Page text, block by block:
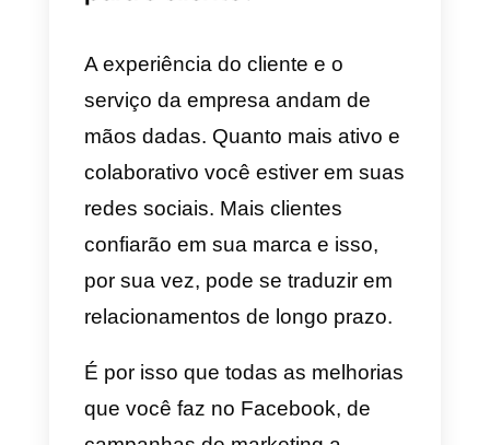
com cada um de seus
seguidores.
5) A informação é importante
É muito importante que as
informações do seu site e redes
sociais estejam completas.
Lembre-se de que os clientes
geralmente são muito